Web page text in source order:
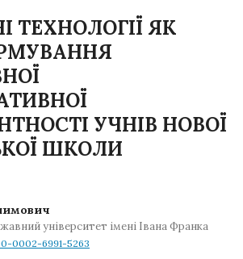
ТЕХНОЛОГІЇ ЯК
УЧНІВ НОВОЇ
ШКОЛИ
університет імені Івана Франка
0002-6991-5263